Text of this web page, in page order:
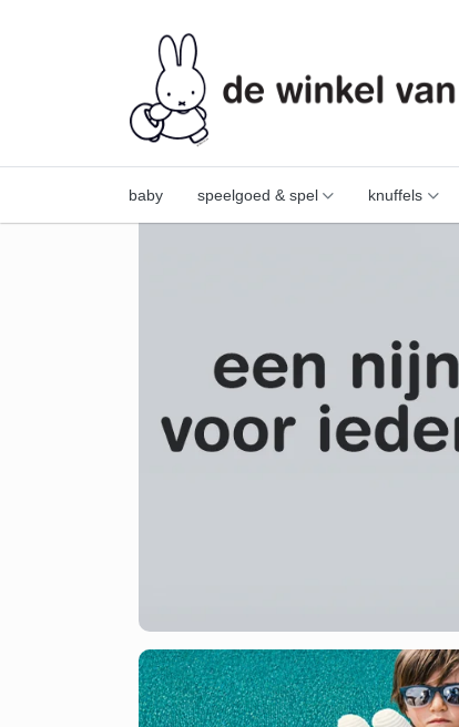
baby speelgoed & spel knuffels